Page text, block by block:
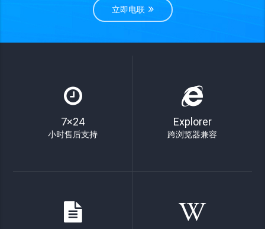
立即电联
7×24
小时售后支持
Explorer
跨浏览器兼容